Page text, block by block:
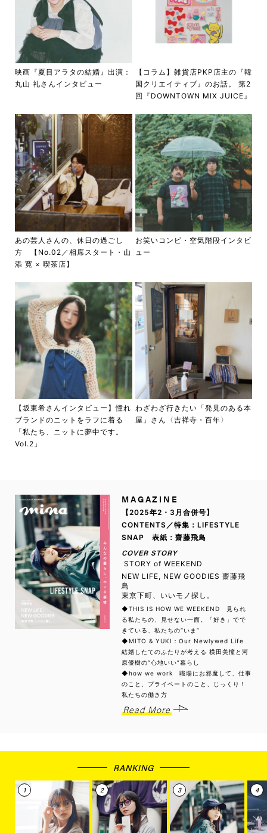
映画『夏目アラタの結婚』出演：
丸山 礼さんインタビュー
【コラム】雑貨店PKP店主の『韓
国クリエイティブ』のお話。 第2
回『DOWNTOWN MIX JUICE』
あの芸人さんの、休日の過ごし
方 【No.02／相席スタート・山
添 寛 × 喫茶店】
お笑いコンビ・空気階段インタビ
ュー
【坂東希さんインタビュー】憧れ
ブランドのニットをラフに着る
「私たち、ニットに夢中です。
Vol.2」
わざわざ行きたい「発見のある本
屋」さん〈吉祥寺・百年〉
MAGAZINE
【2025年2・3月合併号】
CONTENTS／特集：LIFESTYLE
SNAP 表紙：齋藤飛鳥
COVER STORY
STORY of WEEKEND
NEW LIFE, NEW GOODIES 齋藤飛
鳥
東京下町、いいモノ探し。
◆THIS IS HOW WE WEEKEND 見られ
る私たちの、見せない一面。「好き」でで
きている、私たちの“いま”
◆MITO & YUKI：Our Newlywed Life
結婚したてのふたりが考える 横田美憧と河
原優樹の“心地いい”暮らし
◆how we work 職場にお邪魔して、仕事
のこと、プライベートのこと、じっくり！
私たちの働き方
Read More
RANKING